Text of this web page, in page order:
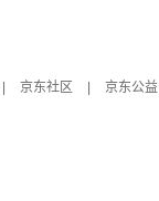
京东社区
京东公益